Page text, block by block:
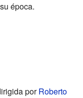
época.
porRoberto